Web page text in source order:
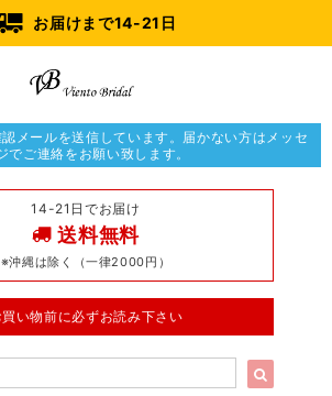
お届けまで14-21日
メールを送信しています。届かない方はメッセ
でご連絡をお願い致します。
14-21日でお届け
送料無料
※沖縄は除く（一律2000円）
買い物前に必ずお読み下さい